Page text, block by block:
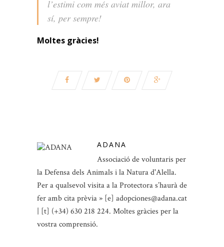
l’estimi com més aviat millor, ara
sí, per sempre!
Moltes gràcies!
ADANA
Associació de voluntaris per
la Defensa dels Animals i la Natura d'Alella.
Per a qualsevol visita a la Protectora s’haurà de
fer amb cita prèvia » [e] adopciones@adana.cat
| [t] (+34) 630 218 224. Moltes gràcies per la
vostra comprensió.